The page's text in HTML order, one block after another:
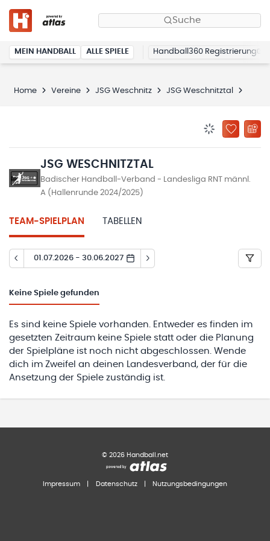
Suche
MEIN HANDBALL ALLE SPIELE Handball360 Registrierung
Home Vereine JSG Weschnitz JSG Weschnitztal
ZU
JSG WESCHNITZTAL
Badischer Handball-Verband - Landesliga RNT männl.
A (Hallenrunde 2024/2025)
TEAM-SPIELPLAN TABELLEN
01.07.2026 - 30.06.2027
Keine Spiele gefunden
Es sind keine Spiele vorhanden. Entweder es finden im
gesetzten Zeitraum keine Spiele statt oder die Planung
der Spielpläne ist noch nicht abgeschlossen. Wende
dich im Zweifel an deinen Landesverband, der für die
Ansetzung der Spiele zuständig ist.
© 2026 Handball.net
Impressum Datenschutz Nutzungsbedingungen